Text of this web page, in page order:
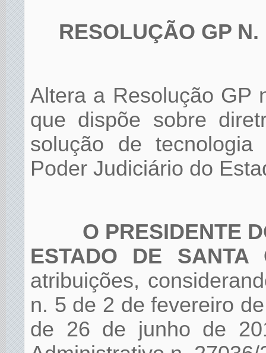
RESOLUÇÃO GP
Altera a Resolução GP
que dispõe sobre
solução de
Poder Judiciário do
O PRESIDENTE
ESTADO DE SANTA
atribuições,
n. 5 de 2 de fevereiro
de 26 de junho de